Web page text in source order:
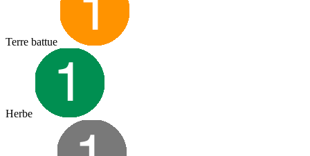
Terre battue
Herbe